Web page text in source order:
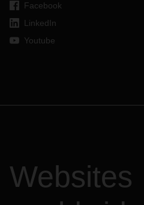
Facebook
LinkedIn
Youtube
Websites